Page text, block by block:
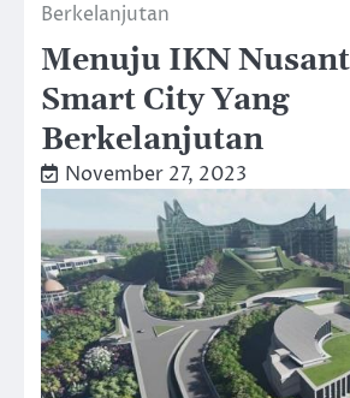
Berkelanjutan
Menuju IKN
Smart City Yang
Berkelanjutan
November 27, 2023